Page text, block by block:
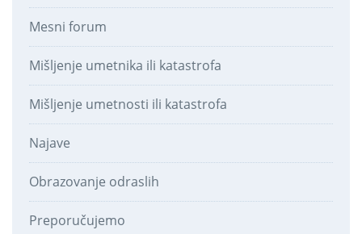
Mesni forum
Mišljenje umetnika ili katastrofa
Mišljenje umetnosti ili katastrofa
Najave
Obrazovanje odraslih
Preporučujemo